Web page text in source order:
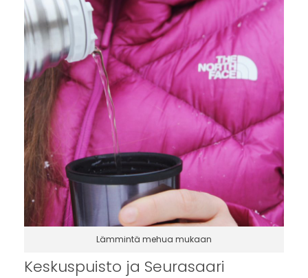
Lämmintä mehua mukaan
Keskuspuisto ja Seurasaari